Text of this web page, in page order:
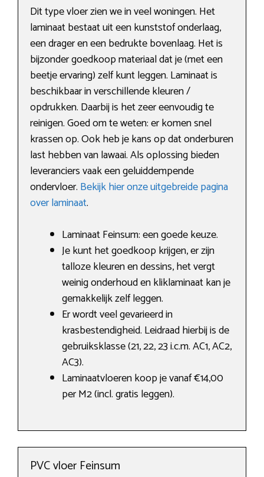
Dit type vloer zien we in veel woningen. Het
laminaat bestaat uit een kunststof onderlaag,
een drager en een bedrukte bovenlaag. Het is
bijzonder goedkoop materiaal dat je (met een
beetje ervaring) zelf kunt leggen. Laminaat is
beschikbaar in verschillende kleuren /
opdrukken. Daarbij is het zeer eenvoudig te
reinigen. Goed om te weten: er komen snel
krassen op. Ook heb je kans op dat onderburen
last hebben van lawaai. Als oplossing bieden
leveranciers vaak een geluiddempende
ondervloer. Bekijk hier onze uitgebreide pagina
over laminaat.
Laminaat Feinsum: een goede keuze.
Je kunt het goedkoop krijgen, er zijn
talloze kleuren en dessins, het vergt
weinig onderhoud en kliklaminaat kan je
gemakkelijk zelf leggen.
Er wordt veel gevarieerd in
krasbestendigheid. Leidraad hierbij is de
gebruiksklasse (21, 22, 23 i.c.m. AC1, AC2,
AC3).
Laminaatvloeren koop je vanaf €14,00
per M2 (incl. gratis leggen).
PVC vloer Feinsum